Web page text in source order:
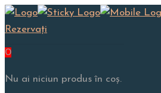
Rezervați
0
Nu ai niciun produs în coș.